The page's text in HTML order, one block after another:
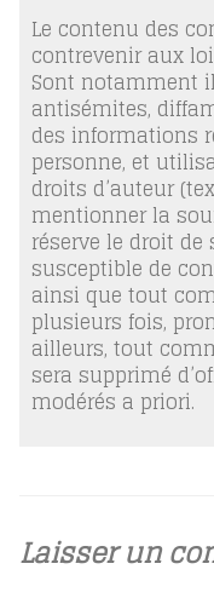
Le contenu des
contrevenir aux
Sont notamment
antisémites,
des informations
personne, et
droits d’auteur
mentionner la
réserve le droit
susceptible de
ainsi que tout
plusieurs fois,
ailleurs, tout
sera supprimé
modérés a priori.
Laisser un